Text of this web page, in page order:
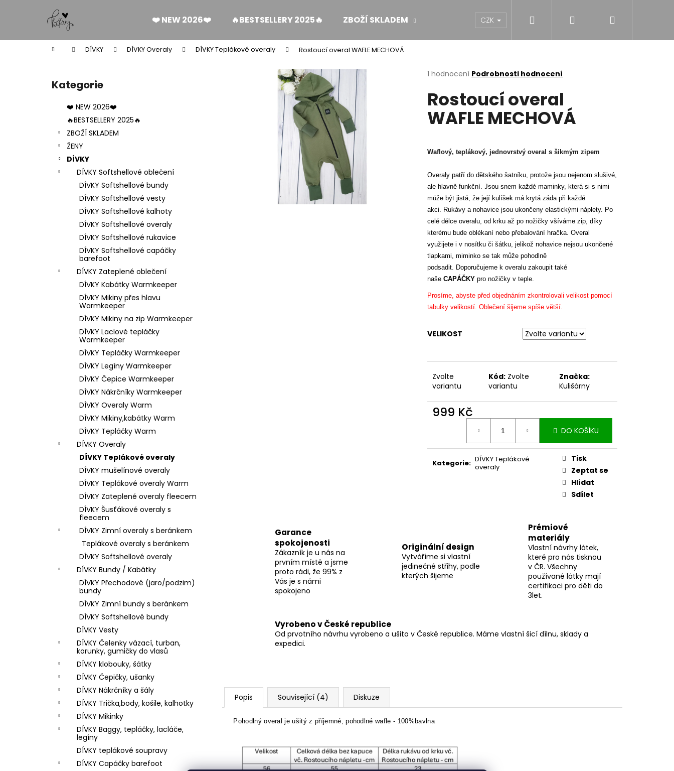
❤️ NEW 2026❤️ 🔥BESTSELLERY 2025🔥 ZBOŽÍ SKLADEM DÍVKY CHLAPCI MUŽI
CZK Přihlášení
Domů DÍVKY DÍVKY Overaly DÍVKY Teplákové overaly Rostoucí overal WAFLE MECHOVÁ
Přeskočit
kategorie
Kategorie
❤️ NEW 2026❤️
🔥BESTSELLERY 2025🔥
ZBOŽÍ SKLADEM
ŽENY
DÍVKY
DÍVKY Softshellové oblečení
DÍVKY Softshellové bundy
DÍVKY Softshellové vesty
DÍVKY Softshellové kalhoty
DÍVKY Softshellové overaly
DÍVKY Softshellové rukavice
DÍVKY Softshellové capáčky
barefoot
DÍVKY Zateplené oblečení
DÍVKY Kabátky Warmkeeper
DÍVKY Mikiny přes hlavu
Warmkeeper
DÍVKY Mikiny na zip Warmkeeper
DÍVKY Laclové tepláčky
Warmkeeper
DÍVKY Tepláčky Warmkeeper
DÍVKY Legíny Warmkeeper
DÍVKY Čepice Warmkeeper
DÍVKY Nákrčníky Warmkeeper
DÍVKY Overaly Warm
DÍVKY Mikiny,kabátky Warm
DÍVKY Tepláčky Warm
DÍVKY Overaly
DÍVKY Teplákové overaly
DÍVKY mušelínové overaly
DÍVKY Teplákové overaly Warm
DÍVKY Zateplené overaly fleecem
DÍVKY Šusťákové overaly s
fleecem
DÍVKY Zimní overaly s beránkem
Teplákové overaly s beránkem
DÍVKY Softshellové overaly
DÍVKY Bundy / Kabátky
DÍVKY Přechodové (jaro/podzim)
bundy
DÍVKY Zimní bundy s beránkem
DÍVKY Softshellové bundy
DÍVKY Vesty
DÍVKY Čelenky vázací, turban,
korunky, gumičky do vlasů
DÍVKY klobouky, šátky
DÍVKY Čepičky, ušanky
DÍVKY Nákrčníky a šály
DÍVKY Trička,body, košile, kalhotky
DÍVKY Mikinky
DÍVKY Baggy, tepláčky, lacláče,
legíny
DÍVKY teplákové soupravy
DÍVKY Capáčky barefoot
Průměrné
produktu
je
5,0
z
1 hodnocení Podrobnosti hodnocení
Rostoucí overal
WAFLE MECHOVÁ
Waflový, teplákový, jednovrstvý overal s šikmým zipem
Overaly patří do dětského šatníku, protože jsou nejenom slušivé,
ale hlavně funkční. Jsou snem každé maminky, která si s nimi
může být jistá, že její kulíšek má krytá záda při každé
akci. Rukávy a nohavice jsou ukončeny elastickými náplety. Po
celé délce overalu, od krku až po nožičky všíváme zip, díky
kterému bude oblékaní nebo přebalování hračka. Overal
využijete i v nosítku či šátku, jelikož nohavice nejsou ukončené
tlapkami, miminko se tak může pohodlně
podsadit. Doporučujeme k overalu zakoupit také
naše CAPÁČKY pro nožičky v teple.
Prosíme, abyste před objednáním zkontrolovali velikost pomocí
tabulky velikostí. Oblečení šijeme spíše větší.
VELIKOST
Zvolte
variantu
Kód: Zvolte
variantu
Značka:
Kulišárny
999 Kč
DO KOŠÍKU
Kategorie: DÍVKY Teplákové
overaly
Tisk
Zeptat se
Hlídat
Sdílet
Garance
spokojenosti
Zákazník je u nás na
prvním místě a jsme
proto rádi, že 99% z
Vás je s námi
spokojeno
Originální design
Vytváříme si vlastní
jedinečné střihy, podle
kterých šijeme
Prémiové
materiály
Vlastní návrhy látek,
které pro nás tisknou
v ČR. Všechny
používané látky mají
certifikaci pro děti do
3let.
Vyrobeno v České republice
Od prvotního návrhu vyrobeno a ušito v České republice. Máme vlastní šicí dílnu, sklady a
expedici.
Popis Související (4) Diskuze
Pohodlný overal je ušitýz příjemné, pohodlné wafle - 100%bavlna
í
Zpět
do
Zpět
do
Co potřebujete najít?
Doporučujeme
DÁMSKÉ BERMUDY SILK BLACK
1 199 Kč
ŠIROKÉ KALHOTY S KAPSAMI SILK BLACK